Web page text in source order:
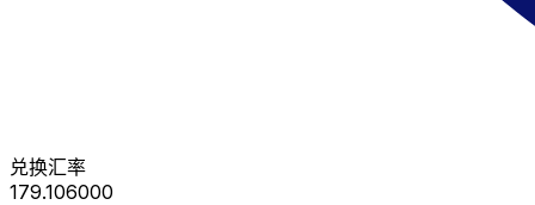
兑换汇率
179.106000